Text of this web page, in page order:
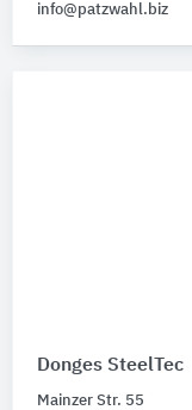
info@patzwahl.biz
Donges SteelTec
Mainzer Str. 55